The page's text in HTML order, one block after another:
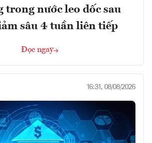
trong nước leo dốc sau
sâu 4 tuần liên tiếp
Đọc ngay
16:31, 08/08/2026